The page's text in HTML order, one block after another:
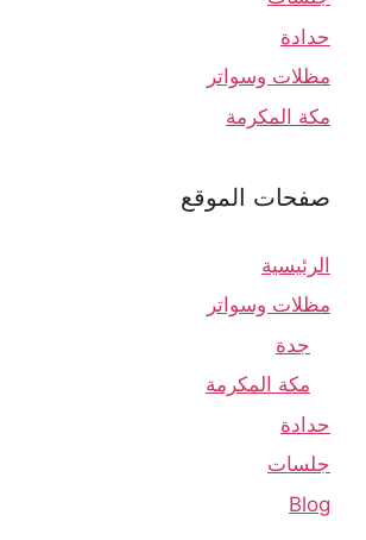
حدادة
مظلات وسواتر
مكة المكرمة
صفحات الموقع
الرئيسية
مظلات وسواتر
جدة
مكة المكرمة
حدادة
جلسات
Blog